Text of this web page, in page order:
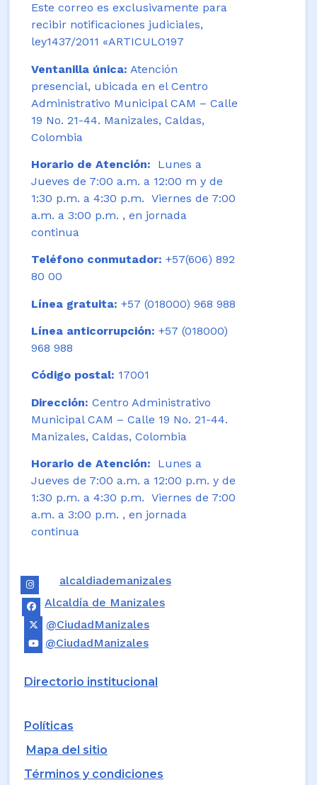
Este correo es exclusivamente para
recibir notificaciones judiciales,
ley1437/2011 «ARTICULO197
Ventanilla única: Atención
presencial, ubicada en el Centro
Administrativo Municipal CAM – Calle
19 No. 21-44. Manizales, Caldas,
Colombia
Horario de Atención:
Lunes a
Jueves de 7:00 a.m. a 12:00 m y de
1:30 p.m. a 4:30 p.m. Viernes de 7:00
a.m. a 3:00 p.m. , en jornada
continua
Teléfono conmutador: +57(606) 892
80 00
Línea gratuita: +57 (018000) 968 988
Línea anticorrupción: +57 (018000)
968 988
Código postal: 17001
Dirección: Centro Administrativo
Municipal CAM – Calle 19 No. 21-44.
Manizales, Caldas, Colombia
Horario de Atención: Lunes a
Jueves de 7:00 a.m. a 12:00 p.m. y de
1:30 p.m. a 4:30 p.m. Viernes de 7:00
a.m. a 3:00 p.m. , en jornada
continua
alcaldiademanizales
Alcaldía de Manizales
@CiudadManizales
@CiudadManizales
Directorio institucional
Políticas
Mapa del sitio
Términos y condiciones